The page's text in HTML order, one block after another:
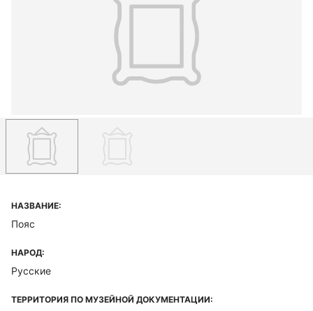
НАЗВАНИЕ:
Пояс
НАРОД:
Русские
ТЕРРИТОРИЯ ПО МУЗЕЙНОЙ ДОКУМЕНТАЦИИ: